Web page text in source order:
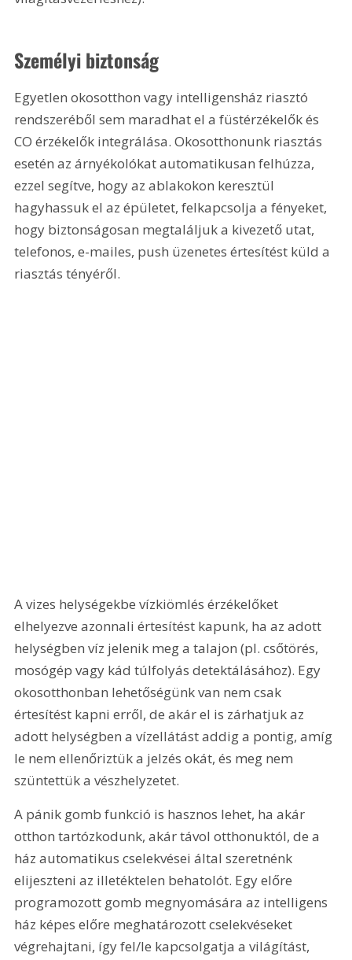
Személyi biztonság
Egyetlen okosotthon vagy intelligensház riasztó
rendszeréből sem maradhat el a füstérzékelők és
CO érzékelők integrálása. Okosotthonunk riasztás
esetén az árnyékolókat automatikusan felhúzza,
ezzel segítve, hogy az ablakokon keresztül
hagyhassuk el az épületet, felkapcsolja a fényeket,
hogy biztonságosan megtaláljuk a kivezető utat,
telefonos, e-mailes, push üzenetes értesítést küld a
riasztás tényéről.
A vizes helységekbe vízkiömlés érzékelőket
elhelyezve azonnali értesítést kapunk, ha az adott
helységben víz jelenik meg a talajon (pl. csőtörés,
mosógép vagy kád túlfolyás detektálásához). Egy
okosotthonban lehetőségünk van nem csak
értesítést kapni erről, de akár el is zárhatjuk az
adott helységben a vízellátást addig a pontig, amíg
le nem ellenőriztük a jelzés okát, és meg nem
szüntettük a vészhelyzetet.
A pánik gomb funkció is hasznos lehet, ha akár
otthon tartózkodunk, akár távol otthonuktól, de a
ház automatikus cselekvései által szeretnénk
elijeszteni az illetéktelen behatolót. Egy előre
programozott gomb megnyomására az intelligens
ház képes előre meghatározott cselekvéseket
végrehajtani, így fel/le kapcsolgatja a világítást,